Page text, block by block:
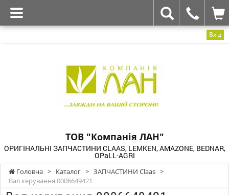
Вхід
ТОВ "Компанія ЛАН"
ОРИГІНАЛЬНІ ЗАПЧАСТИНИ CLAAS, LEMKEN, AMAZONE, BEDNAR,
OPaLL-AGRI
Головна > Каталог > ЗАПЧАСТИНИ Claas >
Вал керування 0006649421